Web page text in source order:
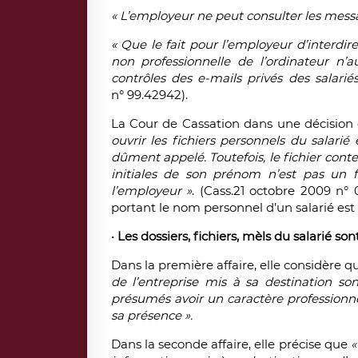
« L’employeur ne peut consulter les
« Que le fait pour l’employeur
non professionnelle de l’ordinateur
contrôles des e-mails privés des
n° 99.42942).
La Cour de Cassation dans une
ouvrir les fichiers personnels du
dûment appelé. Toutefois, le fichier
initiales de son prénom n’est pas
l’employeur ». (Cass.21 octobre 2009
portant le nom personnel d’un salarié
•Les dossiers, fichiers, mèls du salarié
Dans la première affaire, elle considère
de l’entreprise mis à sa destination
présumés avoir un caractère
sa présence ».
Dans la seconde affaire, elle précise que